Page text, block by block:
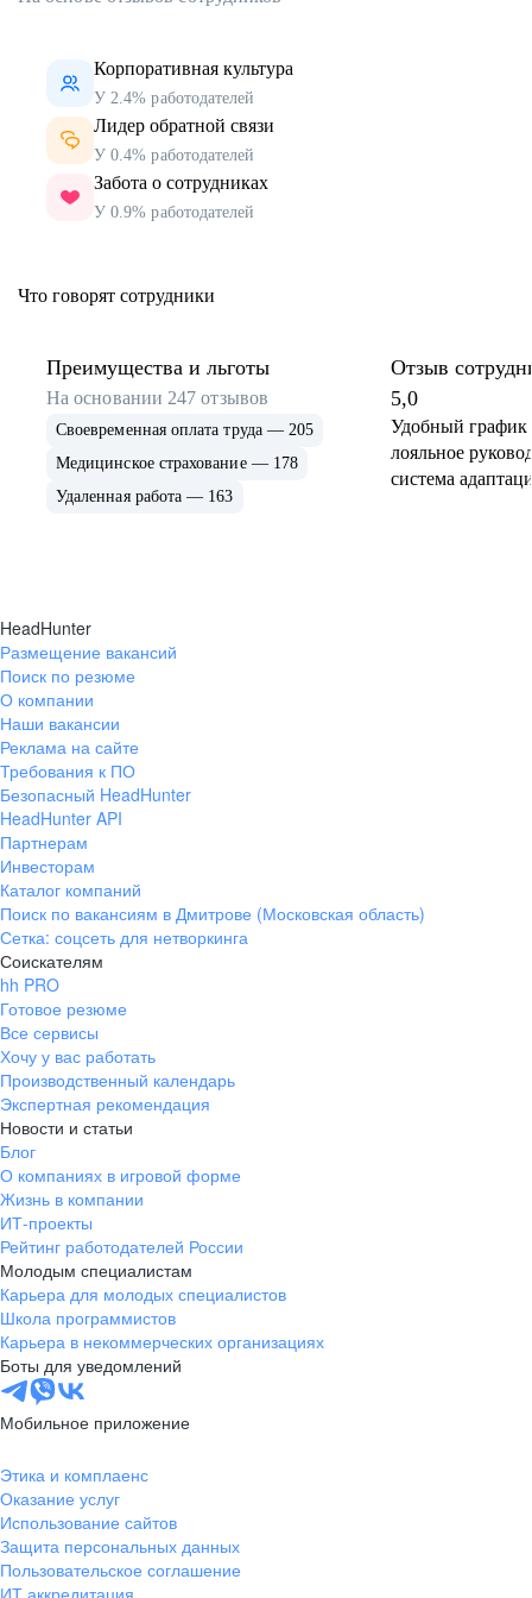
Корпоративная культура
У 2.4% работодателей
Лидер обратной связи
У 0.4% работодателей
Забота о сотрудниках
У 0.9% работодателей
Что говорят сотрудники
Преимущества и льготы
На основании 247 отзывов
Своевременная оплата труда — 205
Медицинское страхование — 178
Удаленная работа — 163
Отзыв
5,0
Удобный график
лояльное
система
HeadHunter
Размещение вакансий
Поиск по резюме
О компании
Наши вакансии
Реклама на сайте
Требования к ПО
Безопасный HeadHunter
HeadHunter API
Партнерам
Инвесторам
Каталог компаний
Поиск по вакансиям в Дмитрове (Московская область)
Сетка: соцсеть для нетворкинга
Соискателям
hh PRO
Готовое резюме
Все сервисы
Хочу у вас работать
Производственный календарь
Экспертная рекомендация
Новости и статьи
Блог
О компаниях в игровой форме
Жизнь в компании
ИТ-проекты
Рейтинг работодателей России
Молодым специалистам
Карьера для молодых специалистов
Школа программистов
Карьера в некоммерческих организациях
Боты для уведомлений
Мобильное приложение
Этика и комплаенс
Оказание услуг
Использование сайтов
Защита персональных данных
Пользовательское соглашение